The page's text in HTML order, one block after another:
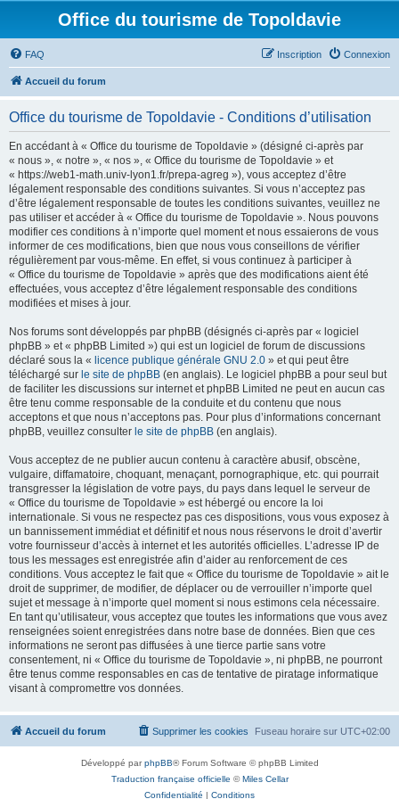
Office du tourisme de Topoldavie
FAQ Connexion
Inscription
Accueil du forum
Office du tourisme de Topoldavie - Conditions d’utilisation
En accédant à « Office du tourisme de Topoldavie » (désigné ci-après par
« nous », « notre », « nos », « Office du tourisme de Topoldavie » et
« https://web1-math.univ-lyon1.fr/prepa-agreg »), vous acceptez d’être
légalement responsable des conditions suivantes. Si vous n’acceptez pas
d’être légalement responsable de toutes les conditions suivantes, veuillez ne
pas utiliser et accéder à « Office du tourisme de Topoldavie ». Nous pouvons
modifier ces conditions à n’importe quel moment et nous essaierons de vous
informer de ces modifications, bien que nous vous conseillons de vérifier
régulièrement par vous-même. En effet, si vous continuez à participer à
« Office du tourisme de Topoldavie » après que des modifications aient été
effectuées, vous acceptez d’être légalement responsable des conditions
modifiées et mises à jour.
Nos forums sont développés par phpBB (désignés ci-après par « logiciel
phpBB » et « phpBB Limited ») qui est un logiciel de forum de discussions
déclaré sous la « licence publique générale GNU 2.0 » et qui peut être
téléchargé sur le site de phpBB (en anglais). Le logiciel phpBB a pour seul but
de faciliter les discussions sur internet et phpBB Limited ne peut en aucun cas
être tenu comme responsable de la conduite et du contenu que nous
acceptons et que nous n’acceptons pas. Pour plus d’informations concernant
phpBB, veuillez consulter le site de phpBB (en anglais).
Vous acceptez de ne publier aucun contenu à caractère abusif, obscène,
vulgaire, diffamatoire, choquant, menaçant, pornographique, etc. qui pourrait
transgresser la législation de votre pays, du pays dans lequel le serveur de
« Office du tourisme de Topoldavie » est hébergé ou encore la loi
internationale. Si vous ne respectez pas ces dispositions, vous vous exposez à
un bannissement immédiat et définitif et nous nous réservons le droit d’avertir
votre fournisseur d’accès à internet et les autorités officielles. L’adresse IP de
tous les messages est enregistrée afin d’aider au renforcement de ces
conditions. Vous acceptez le fait que « Office du tourisme de Topoldavie » ait le
droit de supprimer, de modifier, de déplacer ou de verrouiller n’importe quel
sujet et message à n’importe quel moment si nous estimons cela nécessaire.
En tant qu’utilisateur, vous acceptez que toutes les informations que vous avez
renseignées soient enregistrées dans notre base de données. Bien que ces
informations ne seront pas diffusées à une tierce partie sans votre
consentement, ni « Office du tourisme de Topoldavie », ni phpBB, ne pourront
être tenus comme responsables en cas de tentative de piratage informatique
visant à compromettre vos données.
Accueil du forum Fuseau horaire sur UTC+02:00
Supprimer les cookies
Développé parphpBB® Forum Software © phpBB Limited
Traduction française officielle ©Miles Cellar
Confidentialité | Conditions